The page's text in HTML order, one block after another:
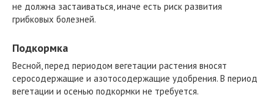
не должна застаиваться, иначе есть риск развития
грибковых болезней.
Подкормка
Весной, перед периодом вегетации растения вносят
серосодержащие и азотосодержащие удобрения. В период
вегетации и осенью подкормки не требуется.